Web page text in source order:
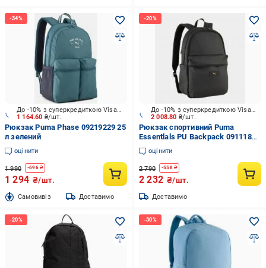
1 164.60 ₴/шт.
До -10% з суперкредиткою Visa Вигода
Рюкзак Puma Phase 09219229 25
л зелений
оцінити
1 990 -696₴
1 294 ₴/шт.
Cамовивіз Доставимо
2 008.80 ₴/шт.
До -10% з суперкредиткою Visa Вигода
Рюкзак спортивний Puma
Essentlals PU Backpack 09111801
20 л чорний
оцінити
2 790 -558₴
2 232 ₴/шт.
Доставимо